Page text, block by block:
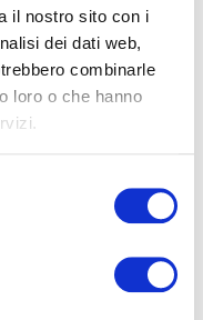
il nostro sito con i
dei dati web,
combinarle
loro o che hanno